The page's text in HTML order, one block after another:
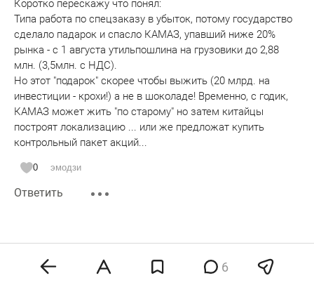
Коротко перескажу что понял:
Типа работа по спецзаказу в убыток, потому государство
сделало падарок и спасло КАМАЗ, упавший ниже 20%
рынка - с 1 августа утильпошлина на грузовики до 2,88
млн. (3,5млн. с НДС).
Но этот "подарок" скорее чтобы выжить (20 млрд. на
инвестиции - крохи!) а не в шоколаде! Временно, с годик,
КАМАЗ может жить "по старому" но затем китайцы
построят локализацию ... или же предложат купить
контрольный пакет акций...
0 эмодзи
Ответить
16 Февраля 202404:32 6